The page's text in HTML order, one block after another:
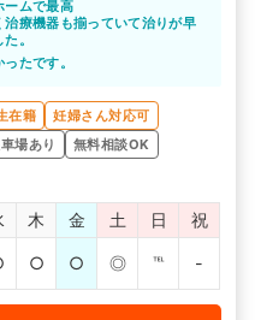
ームで最高
療機器も揃っていて治りが早
。
たです。
在籍
妊婦さん対応可
場あり
無料相談OK
木 金 土 日
祝
○ ○ ◎ ℡ -